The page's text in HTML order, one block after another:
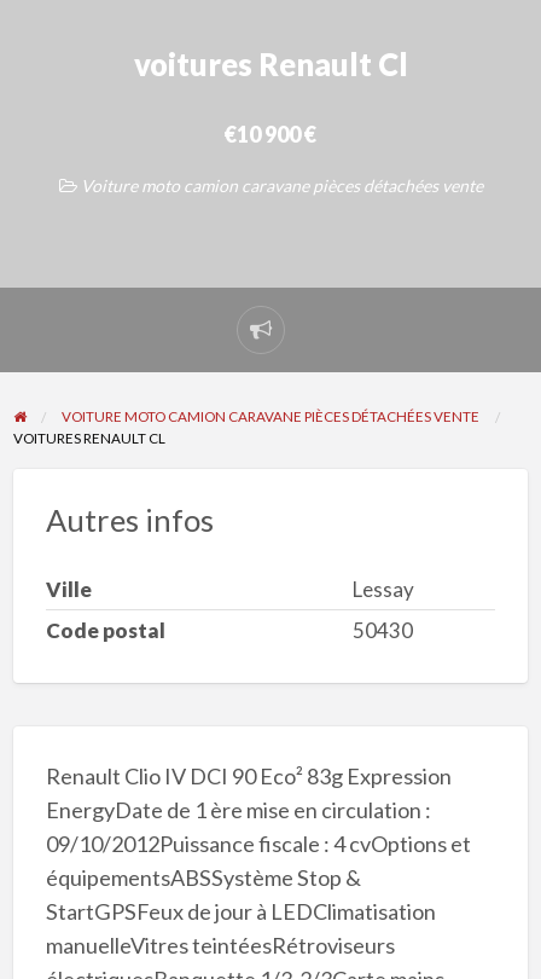
voitures Renault Cl
€10 900 €
Voiture moto camion caravane pièces détachées vente
Signaler
un
problème
VOITURE MOTO CAMION CARAVANE PIÈCES DÉTACHÉES VENTE
VOITURES RENAULT CL
Autres infos
Ville
Lessay
Code postal
50430
Renault Clio IV DCI 90 Eco² 83g Expression
EnergyDate de 1 ère mise en circulation :
09/10/2012Puissance fiscale : 4 cvOptions et
équipementsABSSystème Stop &
StartGPSFeux de jour à LEDClimatisation
manuelleVitres teintéesRétroviseurs